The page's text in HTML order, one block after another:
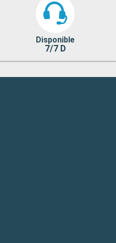
Disponible
7/7 D